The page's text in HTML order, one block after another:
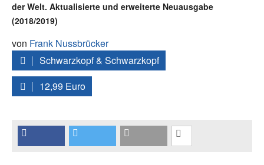
der Welt. Aktualisierte und erweiterte Neuausgabe
(2018/2019)
von Frank Nussbrücker
Schwarzkopf & Schwarzkopf
12,99 Euro